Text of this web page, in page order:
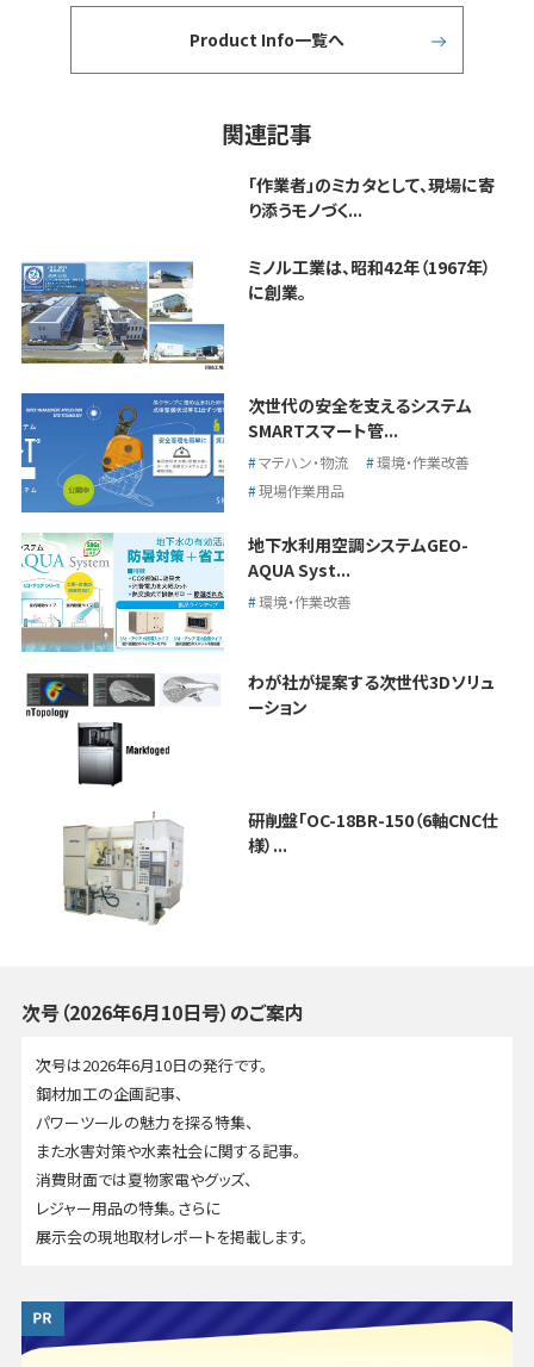
Product Info一覧へ
関連記事
「作業者」のミカタとして、現場に寄
り添うモノづく...
ミノル工業は、昭和42年（1967年）
に創業。
次世代の安全を支えるシステム
SMARTスマート管...
マテハン・物流
環境・作業改善
現場作業用品
地下水利用空調システムGEO-
AQUA Syst...
環境・作業改善
わが社が提案する次世代3Dソリュ
ーション
研削盤「OC-18BR-150（6軸CNC仕
様）...
次号（2026年6月10日号）のご案内
次号は2026年6月10日の発行です。
鋼材加工の企画記事、
パワーツールの魅力を探る特集、
また水害対策や水素社会に関する記事。
消費財面では夏物家電やグッズ、
レジャー用品の特集。さらに
展示会の現地取材レポートを掲載します。